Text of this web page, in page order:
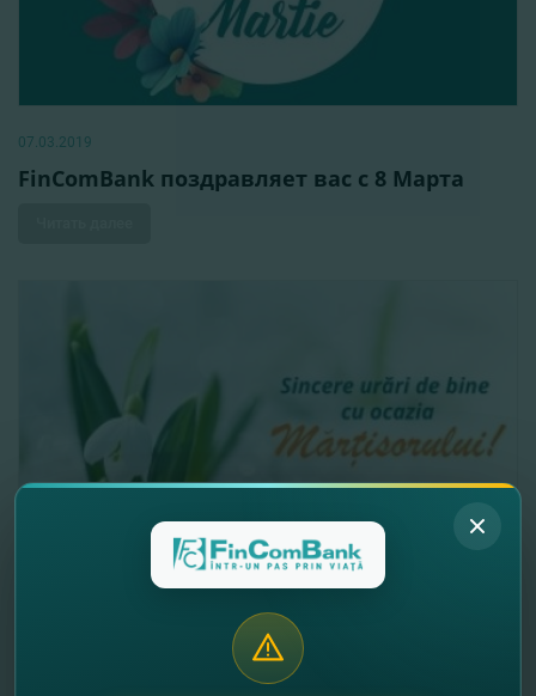
07.03.2019
FinComBank поздравляет вас с 8 Марта
FinComBank S.A. поздравляет Вас с